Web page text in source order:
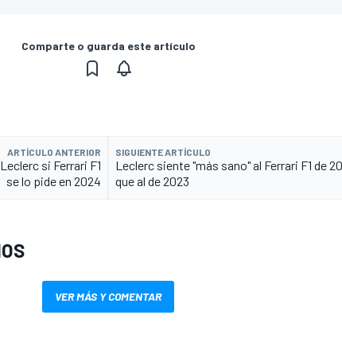
Comparte o guarda este artículo
ARTÍCULO ANTERIOR
si Ferrari F1
se lo pide en 2024
SIGUIENTE ARTÍCULO
Leclerc siente "más sano" al Ferrari F1 de
que al de 2023
VER MÁS Y COMENTAR